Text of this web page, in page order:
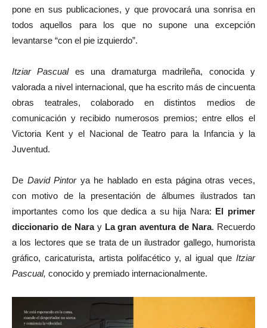
pone en sus publicaciones, y que provocará una sonrisa en
todos aquellos para los que no supone una excepción
levantarse “con el pie izquierdo”.
Itziar Pascual es una dramaturga madrileña, conocida y
valorada a nivel internacional, que ha escrito más de cincuenta
obras teatrales, colaborado en distintos medios de
comunicación y recibido numerosos premios; entre ellos el
Victoria Kent y el Nacional de Teatro para la Infancia y la
Juventud.
De David Pintor ya he hablado en esta página otras veces,
con motivo de la presentación de álbumes ilustrados tan
importantes como los que dedica a su hija Nara: El primer
diccionario de Naray La gran aventura de Nara. Recuerdo
a los lectores que se trata de un ilustrador gallego, humorista
gráfico, caricaturista, artista polifacético y, al igual que Itziar
Pascual, conocido y premiado internacionalmente.